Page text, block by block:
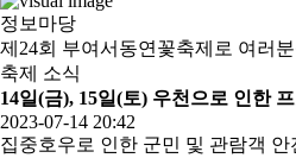
정보 마당
제24회 부여서동연꽃축제로 여러
축제 소식
14일(금), 15일(토) 우천으로 인한
2023-07-14 20:42
집중호우로 인한 군민 및 관람객 안